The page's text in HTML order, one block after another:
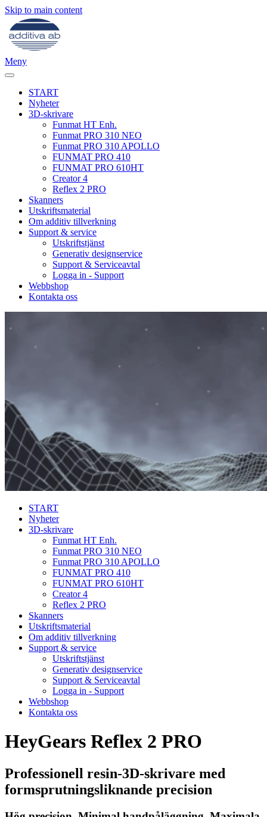
Skip to main content
Meny
START
Nyheter
3D-skrivare
Funmat HT Enh.
Funmat PRO 310 NEO
Funmat PRO 310 APOLLO
FUNMAT PRO 410
FUNMAT PRO 610HT
Creator 4
Reflex 2 PRO
Skanners
Utskriftsmaterial
Om additiv tillverkning
Support & service
Utskriftstjänst
Generativ designservice
Support & Serviceavtal
Logga in - Support
Webbshop
Kontakta oss
START
Nyheter
3D-skrivare
Funmat HT Enh.
Funmat PRO 310 NEO
Funmat PRO 310 APOLLO
FUNMAT PRO 410
FUNMAT PRO 610HT
Creator 4
Reflex 2 PRO
Skanners
Utskriftsmaterial
Om additiv tillverkning
Support & service
Utskriftstjänst
Generativ designservice
Support & Serviceavtal
Logga in - Support
Webbshop
Kontakta oss
HeyGears Reflex 2 PRO
Professionell resin-3D-skrivare med
formsprutningsliknande precision